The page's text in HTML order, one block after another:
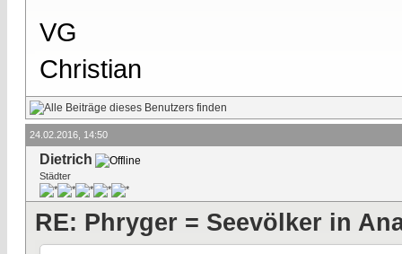
VG
Christian
24.02.2016, 14:50
Dietrich
Städter
RE: Phryger = Seevölker in